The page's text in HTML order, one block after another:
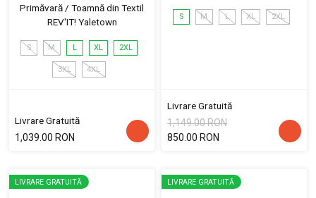
Primăvară / Toamnă din Textil
REV'IT! Yaletown
S M L XL 2XL
3XL 4XL
Livrare Gratuită
1,039.00 RON
S M L XL 2XL
Livrare Gratuită
1,149.00 RON
850.00 RON
LIVRARE GRATUITĂ LIVRARE GRATUITĂ